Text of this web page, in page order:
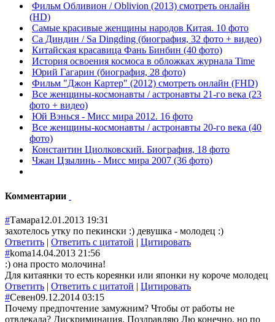
Фильм Обливион / Oblivion (2013) смотреть онлайн
(HD)
Самые красивые женщины народов Китая. 10 фото
Са Диндин / Sa Dingding (биография, 32 фото + видео)
Китайская красавица Фань Бинбин (40 фото)
История освоения космоса в обложках журнала Time
Юрий Гагарин (биография, 28 фото)
Фильм "Джон Картер" (2012) смотреть онлайн (FHD)
Все женщины-космонавты / астронавты 21-го века (23
фото + видео)
Юй Вэнься - Мисс мира 2012. 16 фото
Все женщины-космонавты / астронавты 20-го века (40
фото)
Константин Циолковский. Биография, 18 фото
Чжан Цзылинь - Мисс мира 2007 (36 фото)
Комментарии
#Тамара12.01.2013 19:31
захотелось утку по пекински :) девушка - молодец :)
Ответить | Ответить с цитатой | Цитировать
#koma14.04.2013 21:56
:) она просто молочина!
Для китаянки то есть кореянки или японки ну короче молодец
Ответить | Ответить с цитатой | Цитировать
#Севен09.12.2014 03:15
Почему предпочтение замужним? Чтобы от работы не
отвлекала? Дискриминация. Поздравляю Лю конечно, но по